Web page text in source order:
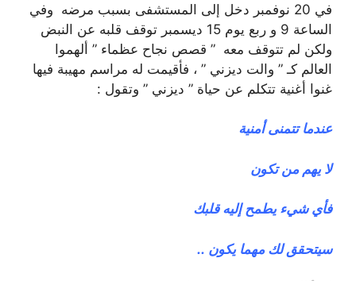
في 20 نوفمبر دخل إلى المستشفى بسبب مرضه وفي
الساعة 9 و ربع يوم 15 ديسمبر توقف قلبه عن النبض
ولكن لم تتوقف معه ” قصص نجاح عظماء ” ألهموا
العالم كـ ” والت ديزني ” ، فأقيمت له مراسم مهيبة فيها
غنوا أغنية تتكلم عن حياة ” ديزني ” وتقول :
عندما تتمنى أمنية
لا يهم من تكون
فأي شيء يطمح إليه قلبك
سيتحقق لك مهما يكون ..